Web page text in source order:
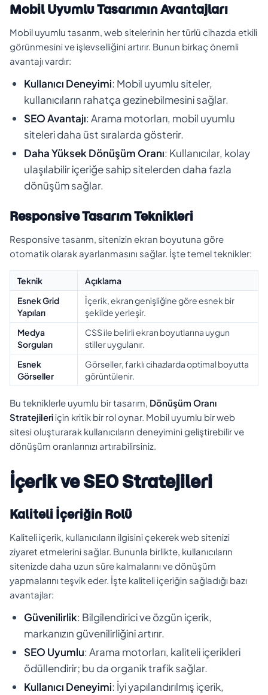
Mobil Uyumlu Tasarımın Avantajları
Mobil uyumlu tasarım, web sitelerinin her türlü cihazda etkili
görünmesini ve işlevselliğini artırır. Bunun birkaç önemli
avantajı vardır:
Kullanıcı Deneyimi: Mobil uyumlu siteler,
kullanıcıların rahatça gezinebilmesini sağlar.
SEO Avantajı: Arama motorları, mobil uyumlu
siteleri daha üst sıralarda gösterir.
Daha Yüksek Dönüşüm Oranı: Kullanıcılar, kolay
ulaşılabilir içeriğe sahip sitelerden daha fazla
dönüşüm sağlar.
Responsive Tasarım Teknikleri
Responsive tasarım, sitenizin ekran boyutuna göre
otomatik olarak ayarlanmasını sağlar. İşte temel teknikler:
Teknik
Açıklama
Esnek Grid
Yapıları
İçerik, ekran genişliğine göre esnek bir
şekilde yerleşir.
Medya
Sorguları
CSS ile belirli ekran boyutlarına uygun
stiller uygulanır.
Esnek
Görseller
Görseller, farklı cihazlarda optimal boyutta
görüntülenir.
Bu tekniklerle uyumlu bir tasarım, Dönüşüm Oranı
Stratejileriiçin kritik bir rol oynar. Mobil uyumlu bir web
sitesi oluşturarak kullanıcıların deneyimini geliştirebilir ve
dönüşüm oranlarınızı artırabilirsiniz.
İçerik ve SEO Stratejileri
Kaliteli İçeriğin Rolü
Kaliteli içerik, kullanıcıların ilgisini çekerek web sitenizi
ziyaret etmelerini sağlar. Bununla birlikte, kullanıcıların
sitenizde daha uzun süre kalmalarını ve dönüşüm
yapmalarını teşvik eder. İşte kaliteli içeriğin sağladığı bazı
avantajlar:
Güvenilirlik: Bilgilendirici ve özgün içerik,
markanızın güvenilirliğini artırır.
SEO Uyumlu: Arama motorları, kaliteli içerikleri
ödüllendirir; bu da organik trafik sağlar.
Kullanıcı Deneyimi: İyi yapılandırılmış içerik,